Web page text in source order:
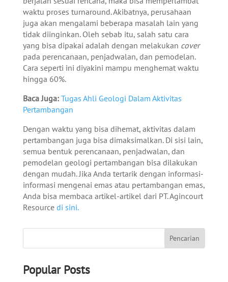
waktu proses turnaround. Akibatnya, perusahaan
juga akan mengalami beberapa masalah lain yang
tidak diinginkan. Oleh sebab itu, salah satu cara
yang bisa dipakai adalah dengan melakukan cover
pada perencanaan, penjadwalan, dan pemodelan.
Cara seperti ini diyakini mampu menghemat waktu
hingga 60%.
Baca Juga: Tugas Ahli Geologi Dalam Aktivitas
Pertambangan
Dengan waktu yang bisa dihemat, aktivitas dalam
pertambangan juga bisa dimaksimalkan. Di sisi lain,
semua bentuk perencanaan, penjadwalan, dan
pemodelan geologi pertambangan bisa dilakukan
dengan mudah. Jika Anda tertarik dengan informasi-
informasi mengenai emas atau pertambangan emas,
Anda bisa membaca artikel-artikel dari PT. Agincourt
Resource di sini.
Popular Posts